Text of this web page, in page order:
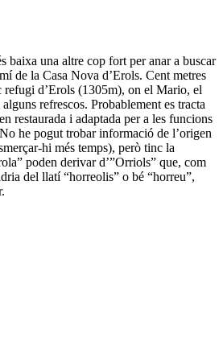
baixa una altre cop fort per anar a buscar
de la Casa Nova d’Erols. Cent metres
refugi d’Erols (1305m), on el Mario, el
refrescos. Probablement es tracta
restaurada i adaptada per a les funcions
he pogut trobar informació de l’origen
hi més temps), però tinc la
poden derivar d’”Orriols” que, com
del llatí “horreolis” o bé “horreu”,